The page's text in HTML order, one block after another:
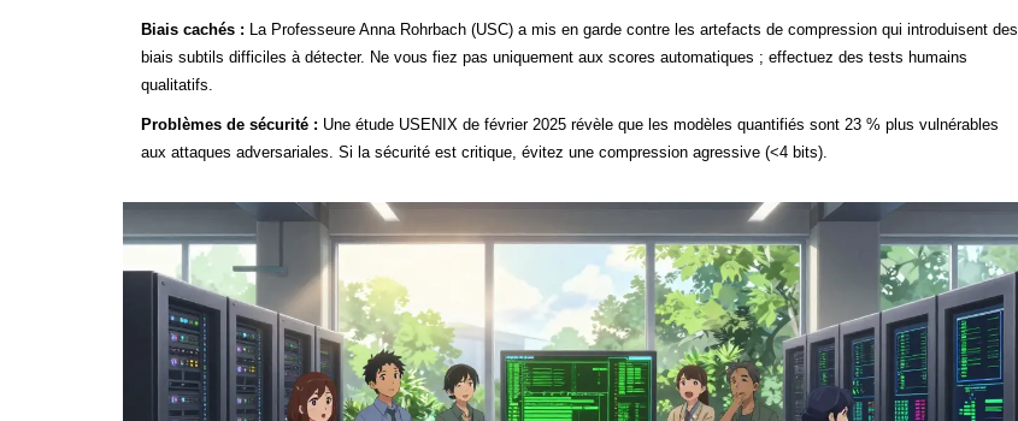
Biais cachés : La Professeure Anna Rohrbach (USC) a mis en garde contre les artefacts de compression qui introduisent des
biais subtils difficiles à détecter. Ne vous fiez pas uniquement aux scores automatiques ; effectuez des tests humains
qualitatifs.
Problèmes de sécurité : Une étude USENIX de février 2025 révèle que les modèles quantifiés sont 23 % plus vulnérables
aux attaques adversariales. Si la sécurité est critique, évitez une compression agressive (<4 bits).